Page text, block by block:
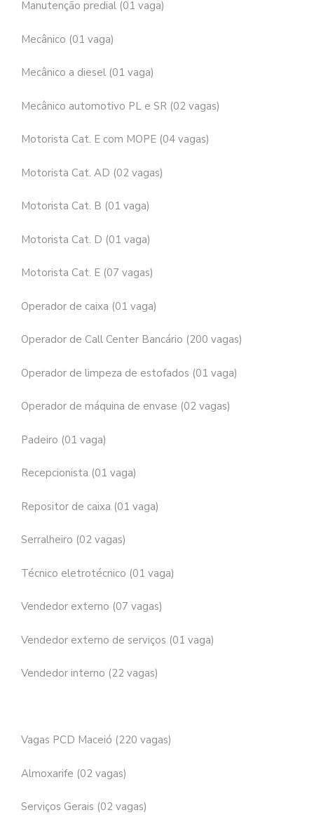
Manutenção predial (01 vaga)
Mecânico (01 vaga)
Mecânico a diesel (01 vaga)
Mecânico automotivo PL e SR (02 vagas)
Motorista Cat. E com MOPE (04 vagas)
Motorista Cat. AD (02 vagas)
Motorista Cat. B (01 vaga)
Motorista Cat. D (01 vaga)
Motorista Cat. E (07 vagas)
Operador de caixa (01 vaga)
Operador de Call Center Bancário (200 vagas)
Operador de limpeza de estofados (01 vaga)
Operador de máquina de envase (02 vagas)
Padeiro (01 vaga)
Recepcionista (01 vaga)
Repositor de caixa (01 vaga)
Serralheiro (02 vagas)
Técnico eletrotécnico (01 vaga)
Vendedor externo (07 vagas)
Vendedor externo de serviços (01 vaga)
Vendedor interno (22 vagas)
Vagas PCD Maceió (220 vagas)
Almoxarife (02 vagas)
Serviços Gerais (02 vagas)